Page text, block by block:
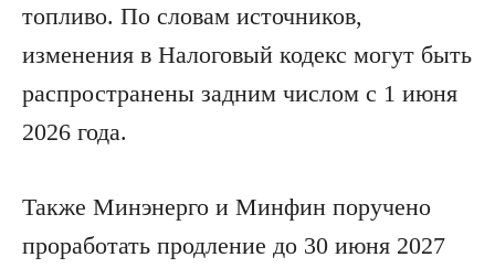
топливо. По словам источников,
изменения в Налоговый кодекс могут быть
распространены задним числом с 1 июня
2026 года.
Также Минэнерго и Минфин поручено
проработать продление до 30 июня 2027